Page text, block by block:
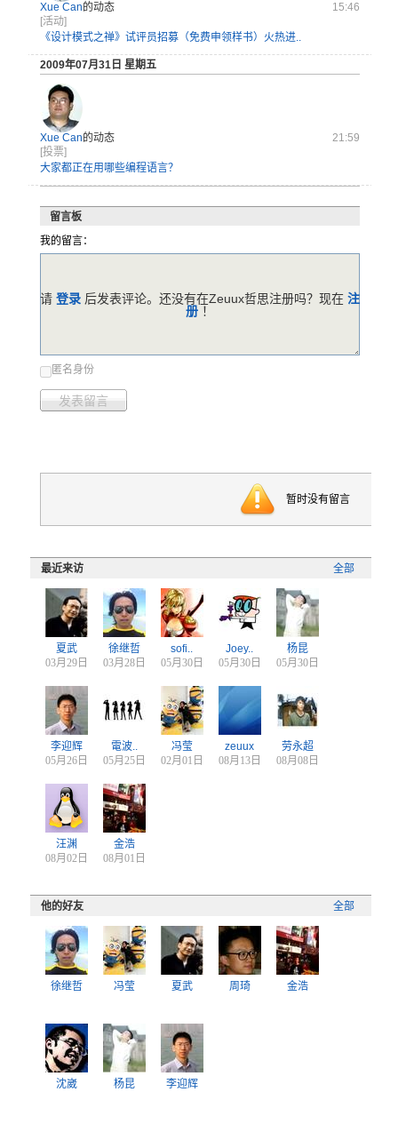
Xue Can的动态
15:46
[活动]
《设计模式之禅》试评员招募（免费申领样书）火热进..
2009年07月31日 星期五
Xue Can的动态
21:59
[投票]
大家都正在用哪些编程语言？
留言板
我的留言：
匿名身份
发表留言
请 登录 后发表评论。还没有在Zeuux哲思注册吗？现在 注
册 ！
暂时没有留言
全部
最近来访
夏武
03月29日
徐继哲
03月28日
sofi..
05月30日
Joey..
05月30日
杨昆
05月30日
李迎辉
05月26日
電波..
05月25日
冯莹
02月01日
zeuux
08月13日
劳永超
08月08日
汪渊
08月02日
金浩
08月01日
全部
他的好友
徐继哲 冯莹 夏武 周琦 金浩
沈崴 杨昆 李迎辉